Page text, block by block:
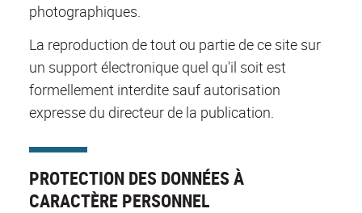
photographiques.
La reproduction de tout ou partie de ce site sur
un support électronique quel qu'il soit est
formellement interdite sauf autorisation
expresse du directeur de la publication.
PROTECTION DES DONNÉES À
CARACTÈRE PERSONNEL